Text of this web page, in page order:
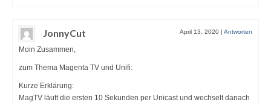
JonnyCut April 13, 2020 Antworten
Moin Zusammen,
zum Thema Magenta TV und Unifi:
Kurze Erklärung:
MagTV läuft die ersten 10 Sekunden per Unicast und wechselt danach